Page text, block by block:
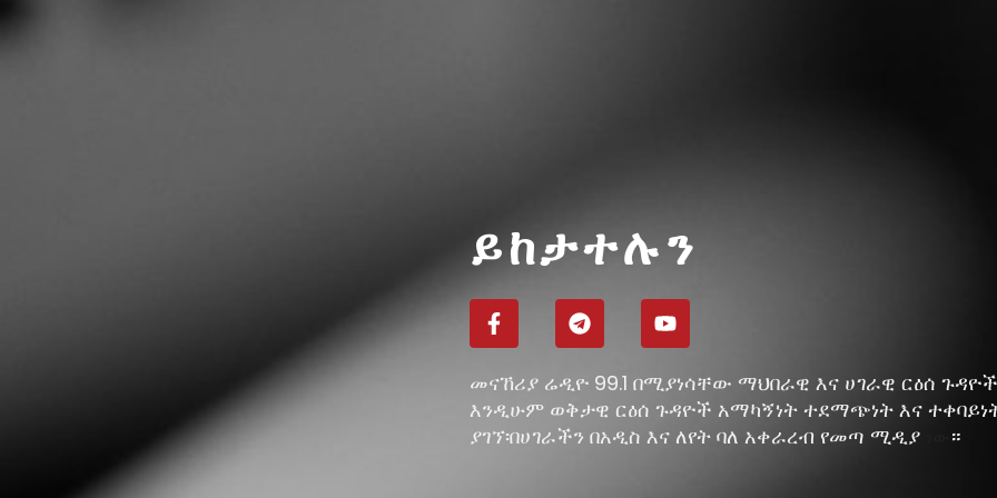
ይከታተሉን
መናኸሪያ ሬዲዮ 99.1 በሚያነሳቸው ማህበራዊ እና ሀገራዊ ርዕሰ ጉዳዮች
እንዲሁም ወቅታዊ ርዕሰ ጉዳዮች አማካኝነት ተደማጭነት እና
ያገኘ፡በሀገራችን በአዲስ እና ለየት ባለ አቀራረብ የመጣ ሚዲያ
።